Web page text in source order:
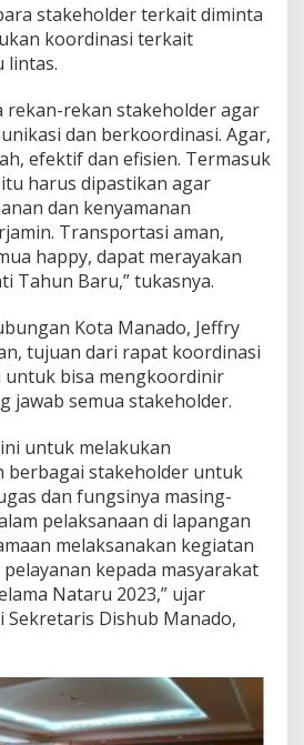
stakeholder terkait diminta
koordinasi terkait
lintas.
rekan-rekan stakeholder agar
dan berkoordinasi. Agar,
efektif dan efisien. Termasuk
harus dipastikan agar
dan kenyamanan
Transportasi aman,
happy, dapat merayakan
Tahun Baru,” tukasnya.
Kota Manado, Jeffry
tujuan dari rapat koordinasi
bisa mengkoordinir
jawab semua stakeholder.
untuk melakukan
berbagai stakeholder untuk
dan fungsinya masing-
pelaksanaan di lapangan
melaksanakan kegiatan
kepada masyarakat
Nataru 2023,” ujar
Dishub Manado,